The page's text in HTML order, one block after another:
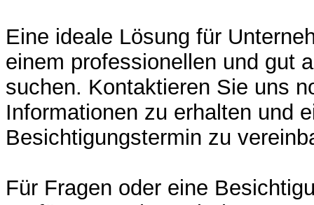
Eine ideale Lösung für
einem professionellen und gut
suchen. Kontaktieren Sie uns
Informationen zu erhalten und
Besichtigungstermin zu
Für Fragen oder eine